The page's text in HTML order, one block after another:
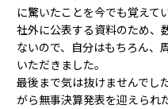
に驚いたことを今でも覚えて
社外に公表する資料のため、
ないので、自分はもちろん、
いただきました。
最後まで気は抜けませんでし
がら無事決算発表を迎えられ